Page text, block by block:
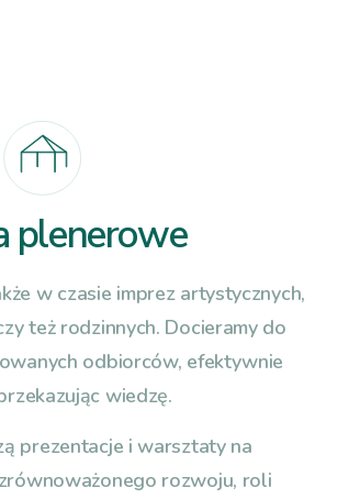
plenerowe
w czasie imprez artystycznych,
też rodzinnych. Docieramy do
odbiorców, efektywnie
wiedzę.
prezentacje i warsztaty na
rozwoju, roli